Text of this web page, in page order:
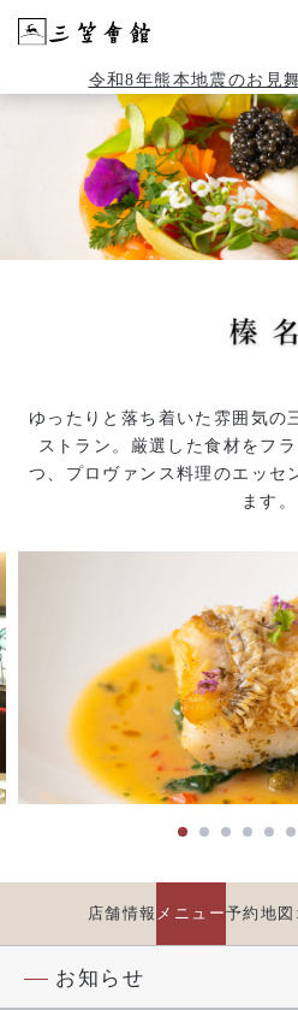
令和8年熊本地震のお見
ゆったりと落ち着いた雰囲気の
ストラン。厳選した食材をフ
つ、プロヴァンス料理のエッセ
ます。
店舗情報 メニュー予約 地図
お知らせ